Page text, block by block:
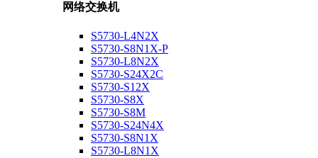
网络交换机
S5730-L4N2X
S5730-S8N1X-P
S5730-L8N2X
S5730-S24X2C
S5730-S12X
S5730-S8X
S5730-S8M
S5730-S24N4X
S5730-S8N1X
S5730-L8N1X